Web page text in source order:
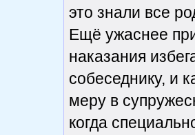
это знали все
Ещё ужаснее
наказания
собеседнику, и
меру в
когда